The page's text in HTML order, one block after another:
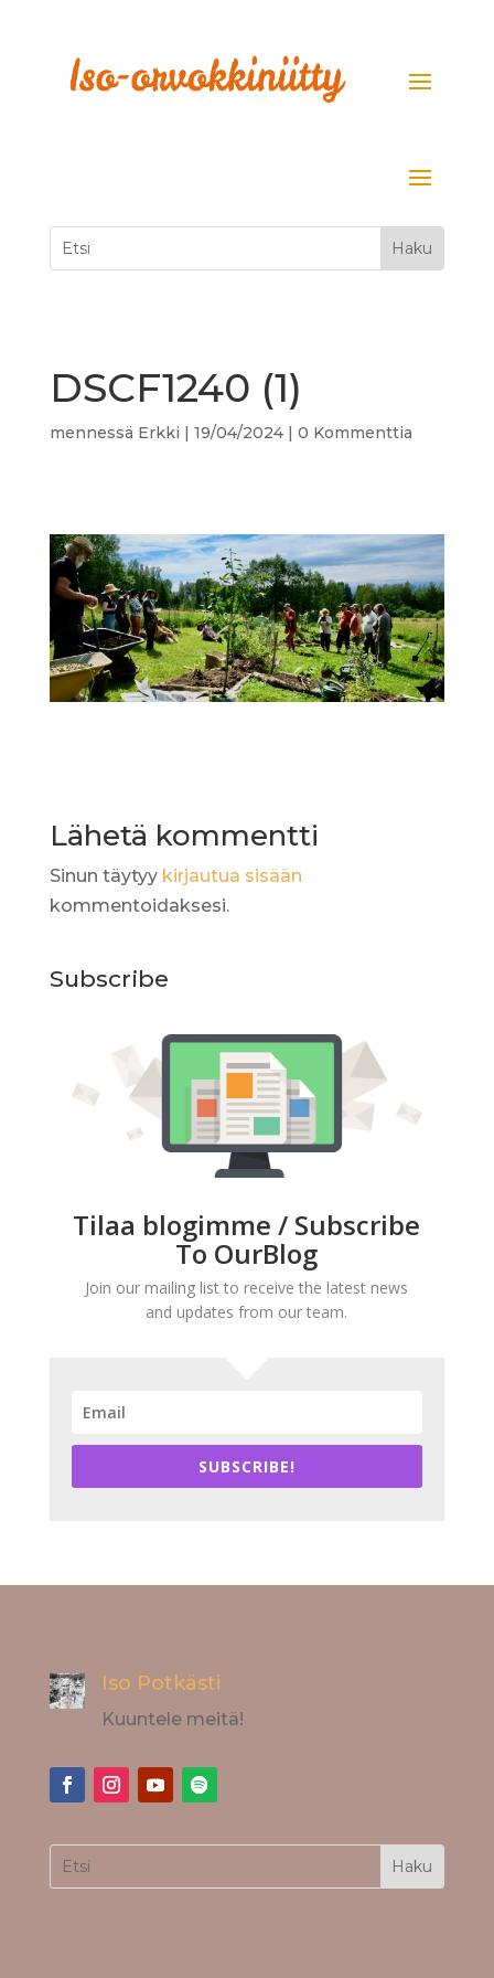
DSCF1240 (1)
mennessä Erkki | 19/04/2024| 0 Kommenttia
Lähetä kommentti
Sinun täytyy kirjautua sisään
kommentoidaksesi.
Subscribe
Tilaa blogimme / Subscribe
To OurBlog
Join our mailing list to receive the latest news
and updates from our team.
SUBSCRIBE!
Iso Potkästi
Kuuntele meitä!